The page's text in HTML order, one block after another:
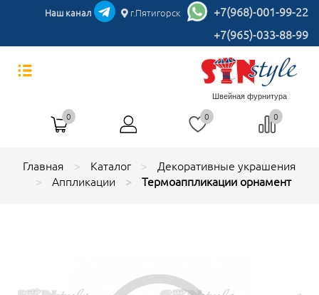
Наш канал г.Пятигорск
+7(968)-001-99-22
+7(965)-033-88-99
Швейная фурнитура
0 0 0
Главная Каталог
Декоративные украшения
Аппликации
Термоаппликации орнамент